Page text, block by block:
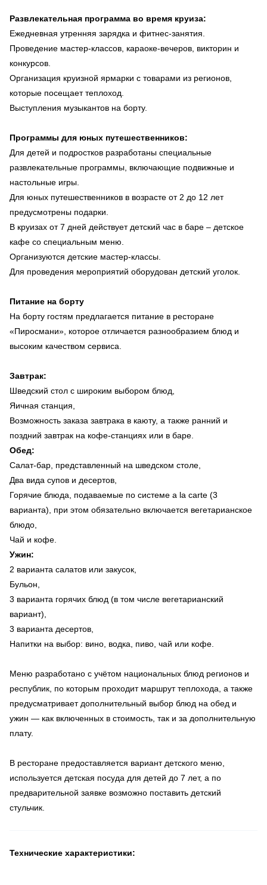
Развлекательная программа во время круиза:
Ежедневная утренняя зарядка и фитнес-занятия.
Проведение мастер-классов, караоке-вечеров, викторин и
конкурсов.
Организация круизной ярмарки с товарами из регионов,
которые посещает теплоход.
Выступления музыкантов на борту.
Программы для юных путешественников:
Для детей и подростков разработаны специальные
развлекательные программы, включающие подвижные и
настольные игры.
Для юных путешественников в возрасте от 2 до 12 лет
предусмотрены подарки.
В круизах от 7 дней действует детский час в баре – детское
кафе со специальным меню.
Организуются детские мастер-классы.
Для проведения мероприятий оборудован детский уголок.
Питание на борту
На борту гостям предлагается питание в ресторане
«Пиросмани», которое отличается разнообразием блюд и
высоким качеством сервиса.
Завтрак:
Шведский стол с широким выбором блюд,
Яичная станция,
Возможность заказа завтрака в каюту, а также ранний и
поздний завтрак на кофе-станциях или в баре.
Обед:
Салат-бар, представленный на шведском столе,
Два вида супов и десертов,
Горячие блюда, подаваемые по системе a la carte (3
варианта), при этом обязательно включается вегетарианское
блюдо,
Чай и кофе.
Ужин:
2 варианта салатов или закусок,
Бульон,
3 варианта горячих блюд (в том числе вегетарианский
вариант),
3 варианта десертов,
Напитки на выбор: вино, водка, пиво, чай или кофе.
Меню разработано с учётом национальных блюд регионов и
республик, по которым проходит маршрут теплохода, а также
предусматривает дополнительный выбор блюд на обед и
ужин — как включенных в стоимость, так и за дополнительную
плату.
В ресторане предоставляется вариант детского меню,
используется детская посуда для детей до 7 лет, а по
предварительной заявке возможно поставить детский
стульчик.
Технические характеристики: